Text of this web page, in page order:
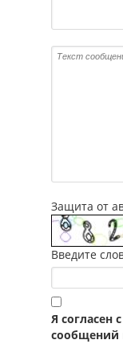
Защита от
Введите
Я согласен
сообщений